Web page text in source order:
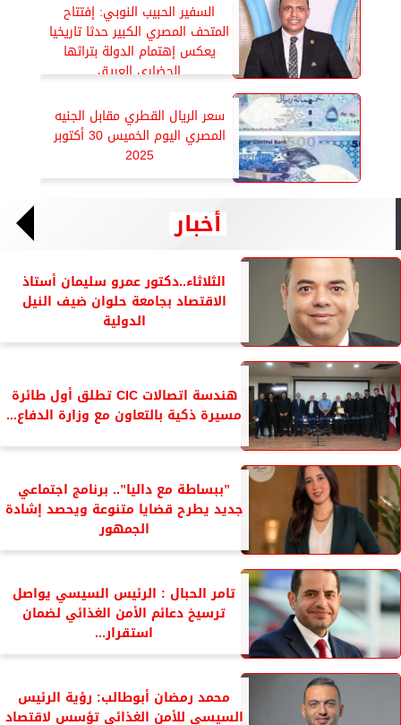
السفير الحبيب النوبي: إفتتاح
المتحف المصري الكبير حدثا تاريخيا
يعكس إهتمام الدولة بتراثها
الحضارى العريق
سعر الريال القطري مقابل الجنيه
المصري اليوم الخميس 30 أكتوبر
2025
أخبار
الثلاثاء..دكتور عمرو سليمان أستاذ
الاقتصاد بجامعة حلوان ضيف النيل
الدولية
هندسة اتصالات CIC تطلق أول طائرة
مسيرة ذكية بالتعاون مع وزارة الدفاع...
”ببساطة مع داليا”.. برنامج اجتماعي
جديد يطرح قضايا متنوعة ويحصد إشادة
الجمهور
تامر الحبال : الرئيس السيسي يواصل
ترسيخ دعائم الأمن الغذائي لضمان
استقرار...
محمد رمضان أبوطالب: رؤية الرئيس
السيسي للأمن الغذائي تؤسس لاقتصاد